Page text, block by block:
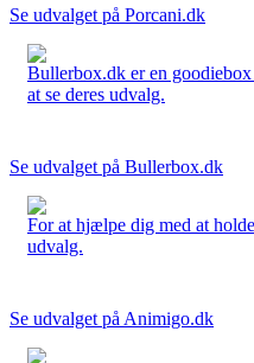
Se udvalget på Porcani.dk
Bullerbox.dk er en
at se deres udvalg.
Se udvalget på Bullerbox.dk
For at hjælpe dig med at
udvalg.
Se udvalget på Animigo.dk